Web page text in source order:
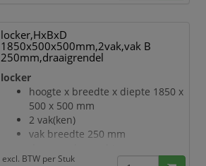
hoedenplank en een
kledingstang eronder met 3 niet
verdraaibare, dubbele
schuifhaken
openslaande deur met
etikettenlijst en ventilatiesleuven
inliggende deuren met
binnenliggende penscharnieren
met ee
locker,HxBxD
1850x500x500mm,2vak,vak B
250mm,draaigrendel
locker
hoogte x breedte x diepte 1850 x
500 x 500 mm
2 vak(ken)
vak breedte 250 mm
deuropeningshoek 110 °
excl. BTW per Stuk